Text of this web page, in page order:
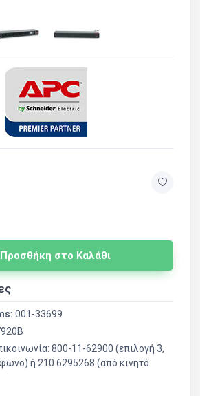
Προσθήκη στο Καλάθι
001-33699
800-11-62900 (επιλογή 3,
ή 210 6295268 (από κινητό